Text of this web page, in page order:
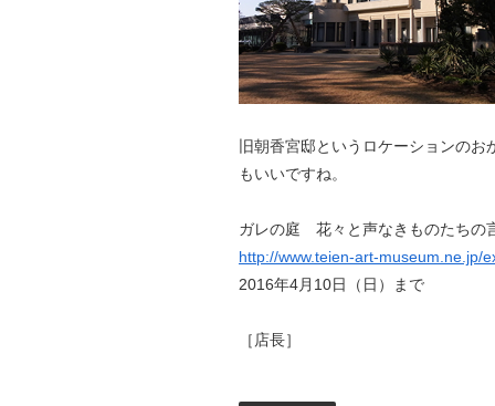
旧朝香宮邸というロケーションの
もいいですね。
ガレの庭 花々と声なきものたちの
http://www.teien-art-museum.ne.jp/
2016年4月10日（日）まで
［店長］